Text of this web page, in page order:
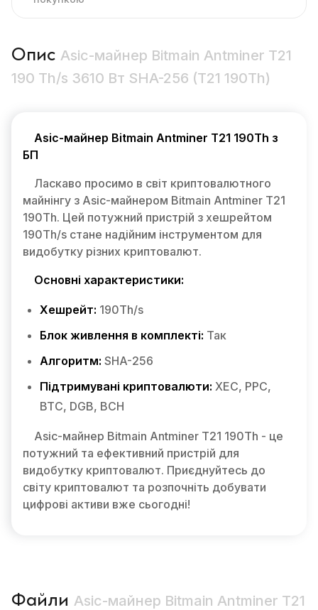
Опис Asic-майнер Bitmain Antminer T21
190 Th/s 3610 Вт SHA-256 (T21 190Th)
Asic-майнер Bitmain Antminer T21 190Th з
БП
Ласкаво просимо в світ криптовалютного
майнінгу з Asic-майнером Bitmain Antminer T21
190Th. Цей потужний пристрій з хешрейтом
190Th/s стане надійним інструментом для
видобутку різних криптовалют.
Основні характеристики:
Хешрейт: 190Th/s
Блок живлення в комплекті: Так
Алгоритм: SHA-256
Підтримувані криптовалюти: XEC, PPC,
BTC, DGB, BCH
Asic-майнер Bitmain Antminer T21 190Th - це
потужний та ефективний пристрій для
видобутку криптовалют. Приєднуйтесь до
світу криптовалют та розпочніть добувати
цифрові активи вже сьогодні!
Файли Asic-майнер Bitmain Antminer T21